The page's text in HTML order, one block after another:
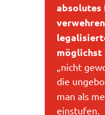
absolutes
verwehren
möglichst
„nicht
die
man als
einstufen.